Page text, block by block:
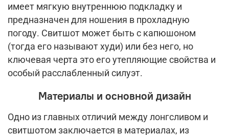
имеет мягкую внутреннюю подкладку и
предназначен для ношения в прохладную
погоду. Свитшот может быть с капюшоном
(тогда его называют худи) или без него, но
ключевая черта это его утепляющие свойства и
особый расслабленный силуэт.
Материалы и основной дизайн
Одно из главных отличий между лонгсливом и
свитшотом заключается в материалах, из